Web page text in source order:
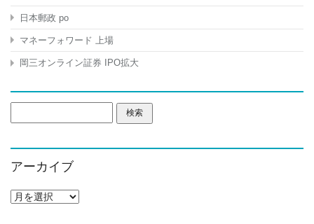
日本郵政 po
マネーフォワード 上場
岡三オンライン証券 IPO拡大
索:
アーカイブ
ア